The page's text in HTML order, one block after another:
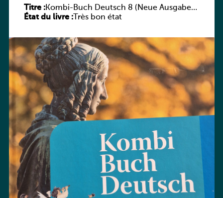
Titre :Kombi-Buch Deutsch 8 (Neue Ausgabe
Luxemburg)
État du livre :Très bon état